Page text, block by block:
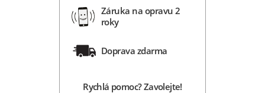
Záruka na opravu 2
roky
Doprava zdarma
Rychlá pomoc? Zavolejte!